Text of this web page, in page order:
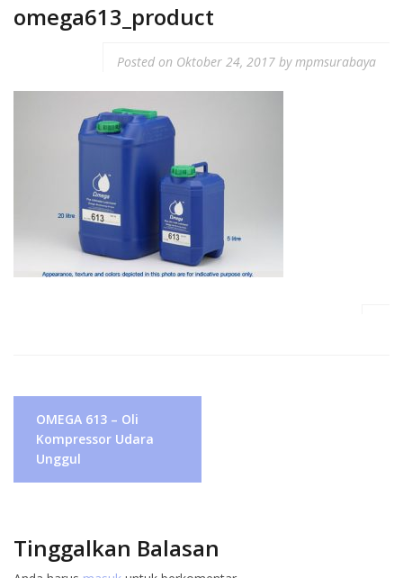
omega613_product
Posted on Oktober 24, 2017 bympmsurabaya
posOMEGA 613 – Oli
Kompressor Udara
Unggul
Tinggalkan Balasan